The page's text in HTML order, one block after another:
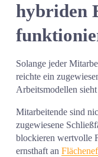
hybriden
Solange jeder
reichte ein
Arbeitsmodellen sieht
Mitarbeitende sind
zugewiesene
blockieren wertvolle
ernsthaft an